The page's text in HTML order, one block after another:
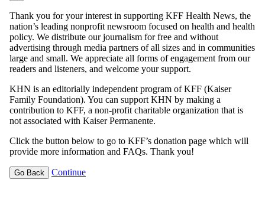
Thank you for your interest in supporting KFF Health News, the
nation’s leading nonprofit newsroom focused on health and health
policy. We distribute our journalism for free and without
advertising through media partners of all sizes and in communities
large and small. We appreciate all forms of engagement from our
readers and listeners, and welcome your support.
KHN is an editorially independent program of KFF (Kaiser
Family Foundation). You can support KHN by making a
contribution to KFF, a non-profit charitable organization that is
not associated with Kaiser Permanente.
Click the button below to go to KFF’s donation page which will
provide more information and FAQs. Thank you!
Go Back Continue